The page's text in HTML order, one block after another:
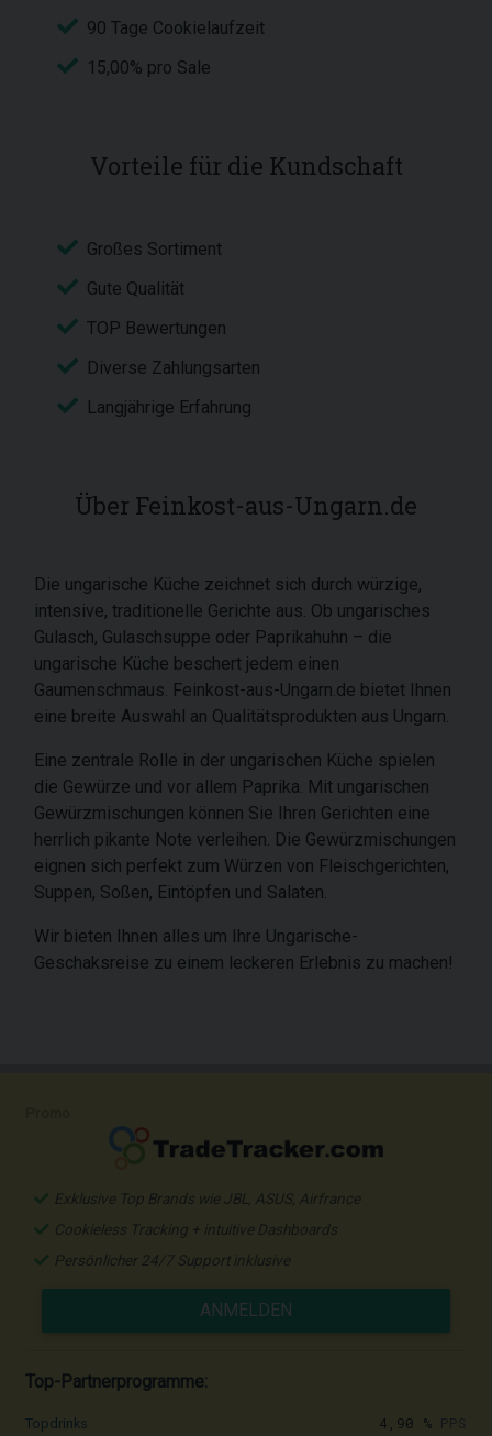
90 Tage Cookielaufzeit
15,00% pro Sale
Vorteile für die Kundschaft
Großes Sortiment
Gute Qualität
TOP Bewertungen
Diverse Zahlungsarten
Langjährige Erfahrung
Über Feinkost-aus-Ungarn.de
Die ungarische Küche zeichnet sich durch würzige,
intensive, traditionelle Gerichte aus. Ob ungarisches
Gulasch, Gulaschsuppe oder Paprikahuhn – die
ungarische Küche beschert jedem einen
Gaumenschmaus. Feinkost-aus-Ungarn.de bietet Ihnen
eine breite Auswahl an Qualitätsprodukten aus Ungarn.
Eine zentrale Rolle in der ungarischen Küche spielen
die Gewürze und vor allem Paprika. Mit ungarischen
Gewürzmischungen können Sie Ihren Gerichten eine
herrlich pikante Note verleihen. Die Gewürzmischungen
eignen sich perfekt zum Würzen von Fleischgerichten,
Suppen, Soßen, Eintöpfen und Salaten.
Wir bieten Ihnen alles um Ihre Ungarische-
Geschaksreise zu einem leckeren Erlebnis zu machen!
Exklusive Top Brands wie JBL, ASUS, Airfrance
Cookieless Tracking + intuitive Dashboards
Persönlicher 24/7 Support inklusive
ANMELDEN
Top-Partnerprogramme:
Topdrinks 4,90 %